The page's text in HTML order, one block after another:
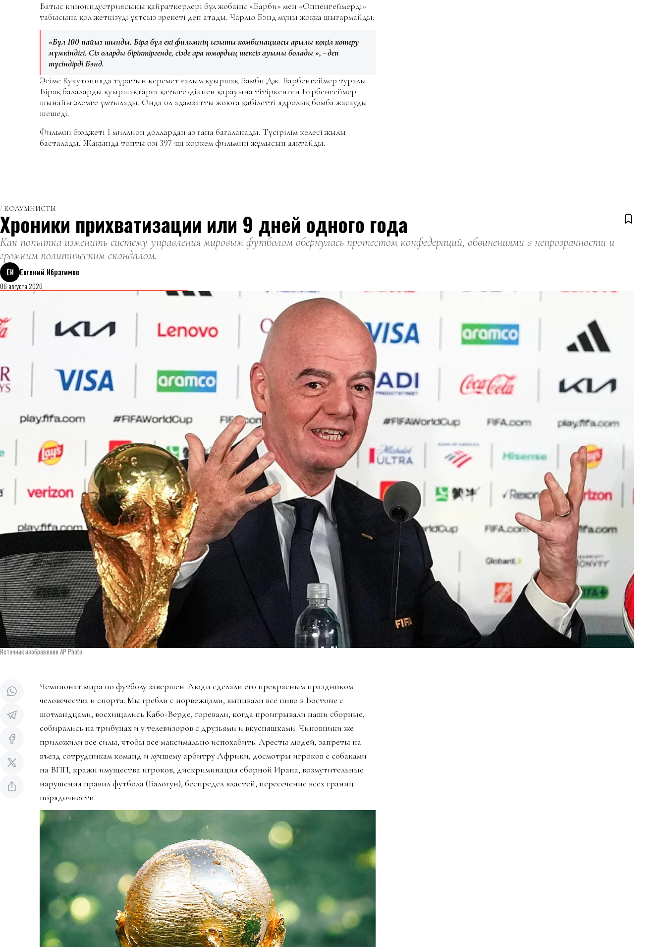
Батыс киноиндустриясының қайраткерлері бұл жобаны «Барби» мен «Оппенгеймердің»
табысына қол жеткізудің ұятсыз әрекеті деп атады. Чарльз Бэнд мұны жоққа шығармайды:
«Бұл 100 пайыз шындық. Бірақ бұл екі фильмнің қызықты комбинациясы арқылы көңіл көтеру
мүмкіндігі. Сіз оларды біріктіргенде, сізде қара юмордың шексіз ауқымы болады », - деп
түсіндірді Бэнд.
Әңгіме Кукутопияда тұратын керемет ғалым қуыршақ Бамби Дж. Барбенгеймер туралы.
Бірақ балалардың қуыршақтарға қатыгездікпен қарауына тітіркенген Барбенгеймер
шынайы әлемге ұмтылады. Онда ол адамзатты жоюға қабілетті ядролық бомба жасауды
шешеді.
Фильмнің бюджеті 1 миллион доллардан аз ғана бағаланады. Түсірілім келесі жылы
басталады. Жақында топтың өзі 397-ші көркем фильмінің жұмысын аяқтайды.
КОЛУМНИСТЫ
Хроники прихватизации или 9 дней одного года
Как попытка изменить систему управления мировым футболом обернулась протестом конфедераций, обвинениями в непрозрачности и
громким политическим скандалом.
ЕИ
Евгений Ибрагимов
06 августа 2026
Источник изображения AP Photo
Чемпионат мира по футболу завершен. Люди сделали его прекрасным праздником
человечества и спорта. Мы гребли с норвежцами, выпивали все пиво в Бостоне с
шотландцами, восхищались Кабо-Верде, горевали, когда проигрывали наши сборные,
собирались на трибунах и у телевизоров с друзьями и вкусняшками. Чиновники же
приложили все силы, чтобы все максимально испохабить. Аресты людей, запреты на
въезд сотрудникам команд и лучшему арбитру Африки, досмотры игроков с собаками
на ВПП, кражи имущества игроков, дискриминация сборной Ирана, возмутительные
нарушения правил футбола (Балогун), беспредел властей, пересечение всех границ
порядочности.